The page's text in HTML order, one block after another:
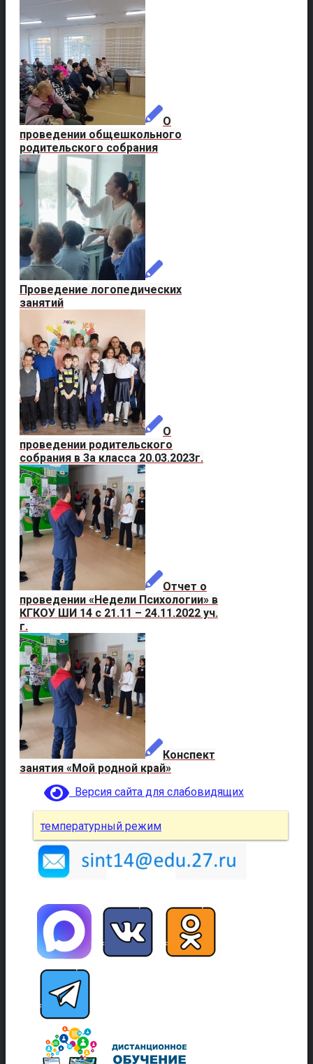
О
проведении общешкольного
родительского собрания
Проведение логопедических
занятий
О
проведении родительского
собрания в 3а класса 20.03.2023г.
Отчет о
проведении «Недели Психологии» в
КГКОУ ШИ 14 с 21.11 – 24.11.2022 уч.
г.
Конспект
занятия «Мой родной край»
Версия сайта для слабовидящих
температурный режим